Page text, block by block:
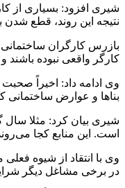
شیری افزود: بسیاری از
نتیجه این روند، قطع
کارگر واقعی نبوده
بناها و عوارض ساختمانی
است. این منابع کجا
وی با انتقاد از شیوه
در برخی مشاغل دیگر